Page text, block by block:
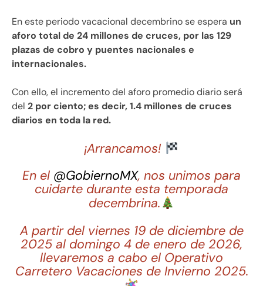
En este periodo vacacional decembrino se espera un
aforo total de 24 millones de cruces, por las 129
plazas de cobro y puentes nacionales e
internacionales.
Con ello, el incremento del aforo promedio diario será
del 2 por ciento; es decir, 1.4 millones de cruces
diarios en toda la red.
¡Arrancamos!
En el @GobiernoMX, nos unimos para
cuidarte durante esta temporada
decembrina.
A partir del viernes 19 de diciembre de
2025 al domingo 4 de enero de 2026,
llevaremos a cabo el Operativo
Carretero Vacaciones de Invierno 2025.